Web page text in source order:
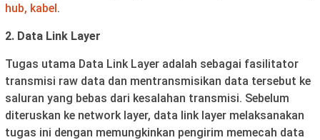
hub, kabel.
2. Data Link Layer
Tugas utama Data Link Layer adalah sebagai fasilitator
transmisi raw data dan mentransmisikan data tersebut ke
saluran yang bebas dari kesalahan transmisi. Sebelum
diteruskan ke network layer, data link layer melaksanakan
tugas ini dengan memungkinkan pengirim memecah data